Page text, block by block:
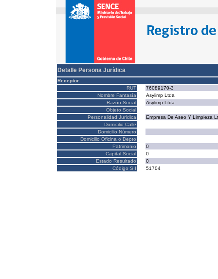
Detalle Persona Jurídica
Receptor
RUT
76089170-3
Nombre Fantasía
Asylimp Ltda
Razón Social
Asylimp Ltda
Objeto Social
Personalidad Jurídica
Empresa De Aseo Y Limpieza
Domicilio Calle
Domicilio Número
Domicilio Oficina o Depto
Patrimonio
0
Capital Social
0
Estado Resultado
0
Código SII
51704